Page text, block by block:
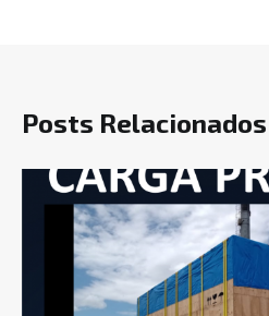
Posts Relacionados